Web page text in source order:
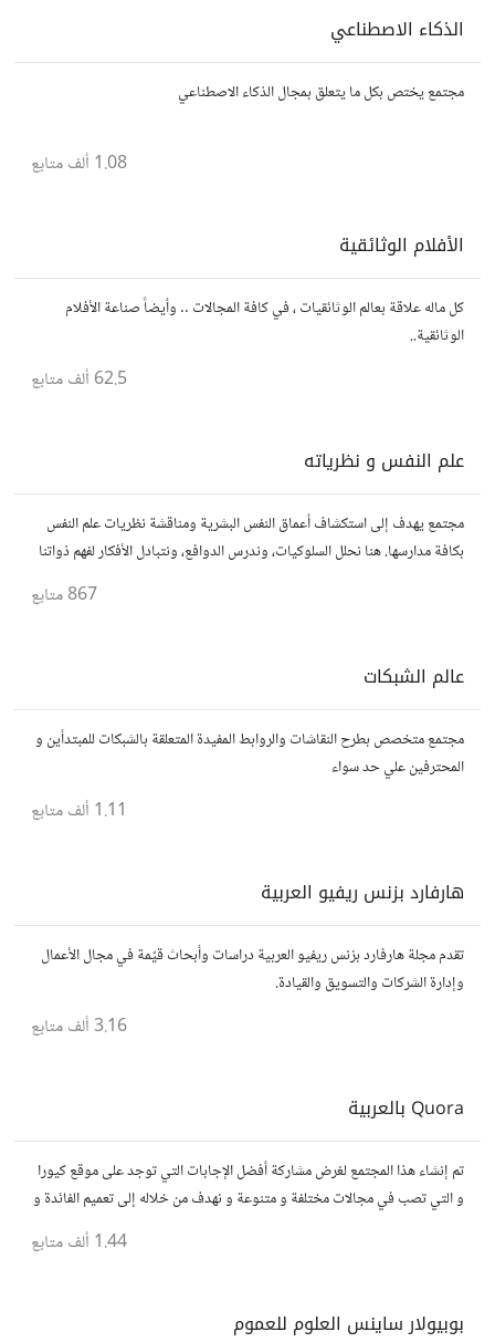
الذكاء الاصطناعي
مجتمع يختص بكل ما يتعلق بمجال الذكاء الاصطناعي
1.08 ألف متابع
الأفلام الوثائقية
كل ماله علاقة بعالم الوثائقيات ، في كافة المجالات .. وأيضاً صناعة الأفلام
الوثائقية..
62.5 ألف متابع
علم النفس و نظرياته
مجتمع يهدف إلى استكشاف أعماق النفس البشرية ومناقشة نظريات علم النفس
بكافة مدارسها. هنا نحلل السلوكيات، وندرس الدوافع، ونتبادل الأفكار لفهم ذواتنا
867متابع
عالم الشبكات
مجتمع متخصص بطرح النقاشات والروابط المفيدة المتعلقة بالشبكات للمبتدأين و
المحترفين علي حد سواء
1.11 ألف متابع
هارفارد بزنس ريفيو العربية
تقدم مجلة هارفارد بزنس ريفيو العربية دراسات وأبحاث قيّمة في مجال الأعمال
وإدارة الشركات والتسويق والقيادة.
3.16 ألف متابع
Quora بالعربية
تم إنشاء هذا المجتمع لغرض مشاركة أفضل الإجابات التي توجد على موقع كيورا
و التي تصب في مجالات مختلفة و متنوعة و نهدف من خلاله إلى تعميم الفائدة و
1.44 ألف متابع
بوبيولار ساينس العلوم للعموم